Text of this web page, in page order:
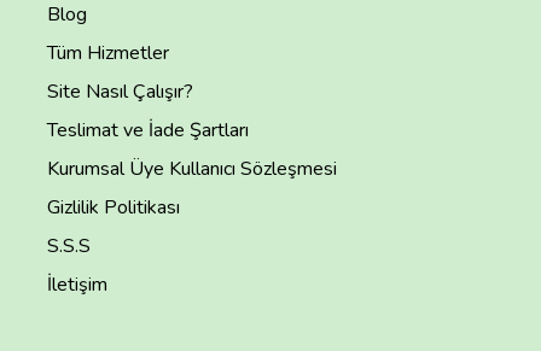
Blog
Tüm Hizmetler
Site Nasıl Çalışır?
Teslimat ve İade Şartları
Kurumsal Üye Kullanıcı Sözleşmesi
Gizlilik Politikası
S.S.S
İletişim